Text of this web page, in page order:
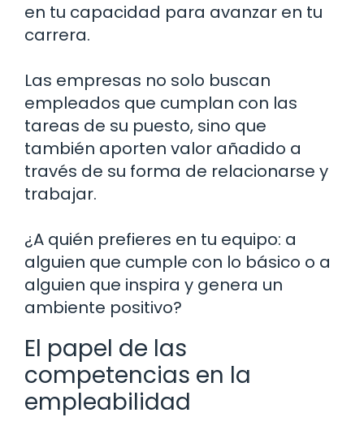
en tu capacidad para avanzar en tu
carrera.
Las empresas no solo buscan
empleados que cumplan con las
tareas de su puesto, sino que
también aporten valor añadido a
través de su forma de relacionarse y
trabajar.
¿A quién prefieres en tu equipo: a
alguien que cumple con lo básico o a
alguien que inspira y genera un
ambiente positivo?
El papel de las
competencias en la
empleabilidad